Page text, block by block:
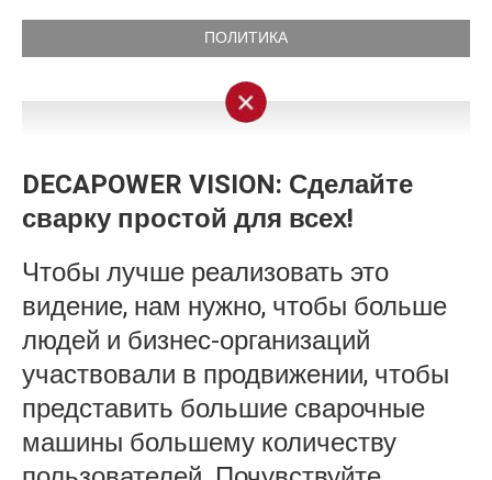
ПОЛИТИКА
DECAPOWER VISION: Сделайте
сварку простой для всех!
Чтобы лучше реализовать это
видение, нам нужно, чтобы больше
людей и бизнес-организаций
участвовали в продвижении, чтобы
представить большие сварочные
машины большему количеству